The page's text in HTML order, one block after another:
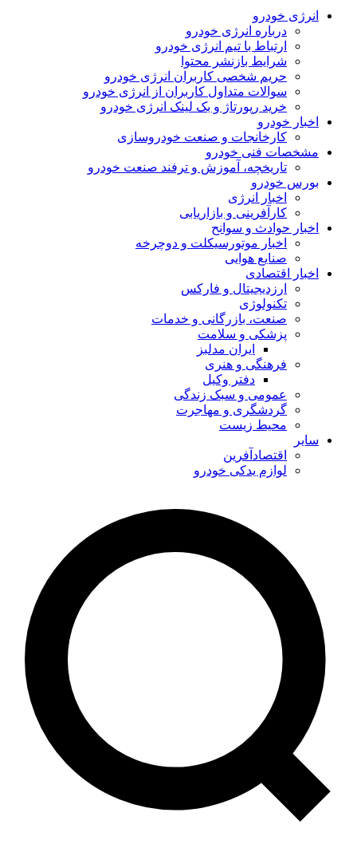
انرژی خودرو
درباره انرژی خودرو
ارتباط با تیم انرژی خودرو
شرایط بازنشر محتوا
حریم شخصی کاربران انرژی خودرو
سوالات متداول کاربران از انرژی خودرو
خرید رپورتاژ و بک لینک انرژی خودرو
اخبار خودرو
کارخانجات و صنعت خودروسازی
مشخصات فنی خودرو
تاریخچه، آموزش و ترفند صنعت خودرو
بورس خودرو
اخبار انرژی
کارآفرینی و بازاریابی
اخبار حوادث و سوانح
اخبار موتورسیکلت و دوچرخه
صنایع هوایی
اخبار اقتصادی
ارزدیجیتال و فارکس
تکنولوژی
صنعت، بازرگانی و خدمات
پزشکی و سلامت
ایران مدلبز
فرهنگی و هنری
دفتر وکیل
عمومی و سبک زندگی
گردشگری و مهاجرت
محیط زیست
سایر
اقتصادآفرین
لوازم یدکی خودرو